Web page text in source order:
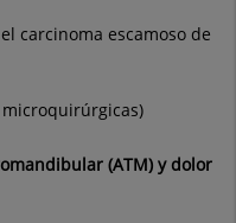
carcinoma escamoso de
(ATM) y dolor